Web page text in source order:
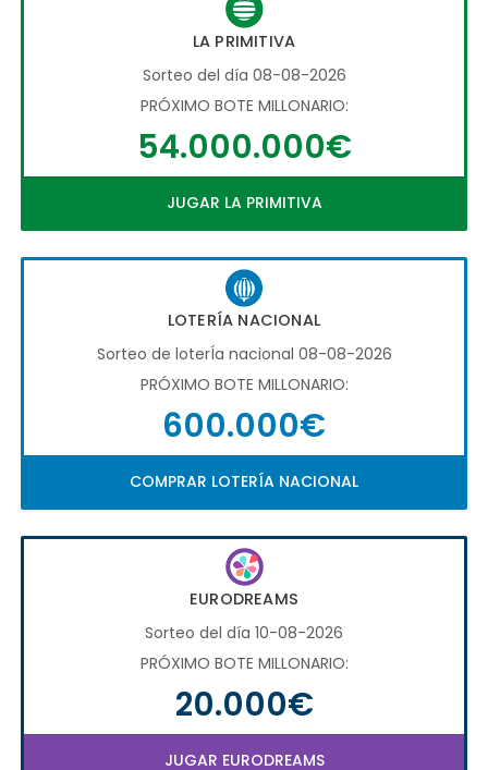
LA PRIMITIVA
Sorteo del día 08-08-2026
PRÓXIMO BOTE MILLONARIO:
54.000.000€
JUGAR LA PRIMITIVA
LOTERÍA NACIONAL
Sorteo de loterÍa nacional 08-08-2026
PRÓXIMO BOTE MILLONARIO:
600.000€
COMPRAR LOTERÍA NACIONAL
EURODREAMS
Sorteo del día 10-08-2026
PRÓXIMO BOTE MILLONARIO:
20.000€
JUGAR EURODREAMS